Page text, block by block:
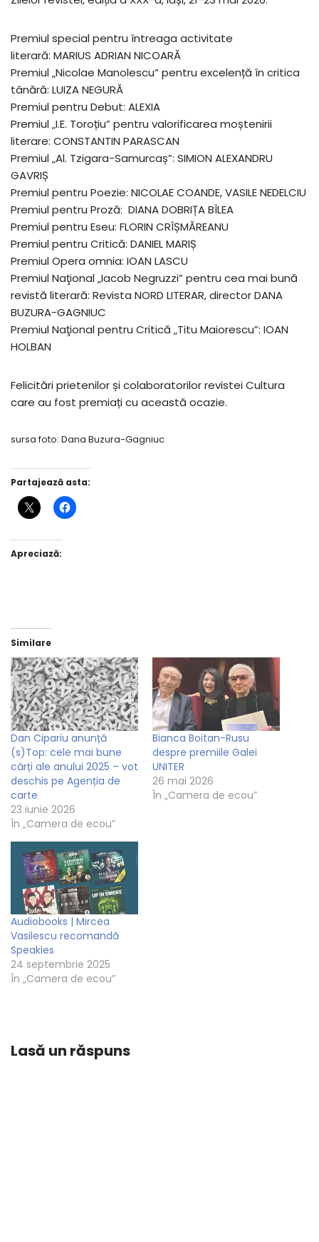
Premiul special pentru întreaga activitate
literară: MARIUS ADRIAN NICOARĂ
Premiul „Nicolae Manolescu” pentru excelență în critica
tânără: LUIZA NEGURĂ
Premiul pentru Debut: ALEXIA
Premiul „I.E. Toroțiu” pentru valorificarea moștenirii
literare: CONSTANTIN PARASCAN
Premiul „Al. Tzigara-Samurcaș”: SIMION ALEXANDRU
GAVRIȘ
Premiul pentru Poezie: NICOLAE COANDE, VASILE NEDELCIU
Premiul pentru Proză: DIANA DOBRIȚA BÎLEA
Premiul pentru Eseu: FLORIN CRÎȘMĂREANU
Premiul pentru Critică: DANIEL MARIȘ
Premiul Opera omnia: IOAN LASCU
Premiul Naţional „Iacob Negruzzi” pentru cea mai bună
revistă literară: Revista NORD LITERAR, director DANA
BUZURA-GAGNIUC
Premiul Naţional pentru Critică „Titu Maiorescu”: IOAN
HOLBAN
Felicitări prietenilor și colaboratorilor revistei Cultura
care au fost premiați cu această ocazie.
sursa foto: Dana Buzura-Gagniuc
Partajează asta:
Apreciază:
Similare
Dan Cipariu anunță
(s)Top: cele mai bune
cărți ale anului 2025 – vot
deschis pe Agenția de
carte
23 iunie 2026
În „Camera de ecou”
Bianca Boitan-Rusu
despre premiile Galei
UNITER
26 mai 2026
În „Camera de ecou”
Audiobooks | Mircea
Vasilescu recomandă
Speakies
24 septembrie 2025
În „Camera de ecou”
Lasă un răspuns